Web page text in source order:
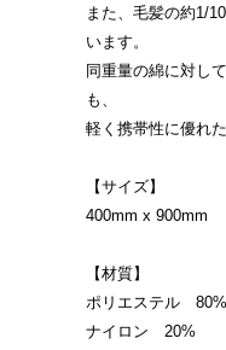
また、毛髪の約1/
います。
同重量の綿に対し
も、
軽く携帯性に優れ
【サイズ】
400mm x 900mm
【材質】
ポリエステル 80%
ナイロン 20%